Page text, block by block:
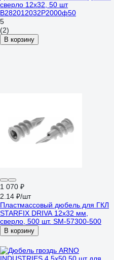
сверло 12x32, 50 шт
B282012032P2000ф50
5
(2)
В корзину
1 070 ₽
2.14 ₽/шт
Пластмассовый дюбель для ГКЛ
STARFIX DRIVA 12x32 мм,
сверло, 500 шт. SM-57300-500
В корзину